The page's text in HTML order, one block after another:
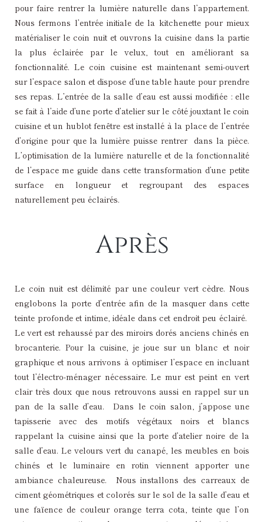
pour faire rentrer la lumière naturelle dans l’appartement.
Nous fermons l’entrée initiale de la kitchenette pour mieux
matérialiser le coin nuit et ouvrons la cuisine dans la partie
la plus éclairée par le velux, tout en améliorant sa
fonctionnalité. Le coin cuisine est maintenant semi-ouvert
sur l’espace salon et dispose d’une table haute pour prendre
ses repas. L’entrée de la salle d’eau est aussi modifiée : elle
se fait à l’aide d’une porte d’atelier sur le côté jouxtant le coin
cuisine et un hublot fenêtre est installé à la place de l’entrée
d’origine pour que la lumière puisse rentrer dans la pièce.
L’optimisation de la lumière naturelle et de la fonctionnalité
de l’espace me guide dans cette transformation d’une petite
surface en longueur et regroupant des espaces
naturellement peu éclairés.
Après
Le coin nuit est délimité par une couleur vert cèdre. Nous
englobons la porte d’entrée afin de la masquer dans cette
teinte profonde et intime, idéale dans cet endroit peu éclairé.
Le vert est rehaussé par des miroirs dorés anciens chinés en
brocanterie. Pour la cuisine, je joue sur un blanc et noir
graphique et nous arrivons à optimiser l’espace en incluant
tout l’électro-ménager nécessaire. Le mur est peint en vert
clair très doux que nous retrouvons aussi en rappel sur un
pan de la salle d’eau. Dans le coin salon, j’appose une
tapisserie avec des motifs végétaux noirs et blancs
rappelant la cuisine ainsi que la porte d’atelier noire de la
salle d’eau. Le velours vert du canapé, les meubles en bois
chinés et le luminaire en rotin viennent apporter une
ambiance chaleureuse. Nous installons des carreaux de
ciment géométriques et colorés sur le sol de la salle d’eau et
une faïence de couleur orange terra cota, teinte que l’on